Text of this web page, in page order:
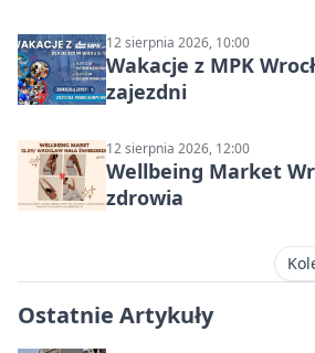
12 sierpnia 2026, 10:00
Wakacje z MPK
zajezdni
12 sierpnia 2026, 12:00
Wellbeing Market
zdrowia
Ostatnie Artykuły